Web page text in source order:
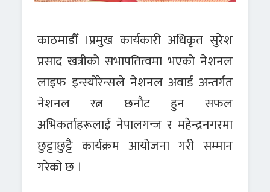
काठमाडौँ ।प्रमुख कार्यकारी अधिकृत सुरेश
प्रसाद खत्रीको सभापतित्वमा भएको नेशनल
लाइफ इन्स्योरेन्सले नेशनल अवार्ड अन्तर्गत
नेशनल रत्न छनौट हुन सफल
अभिकर्ताहरूलाई नेपालगन्ज र महेन्द्रनगरमा
छुट्टाछुट्टै कार्यक्रम आयोजना गरी सम्मान
गरेको छ ।